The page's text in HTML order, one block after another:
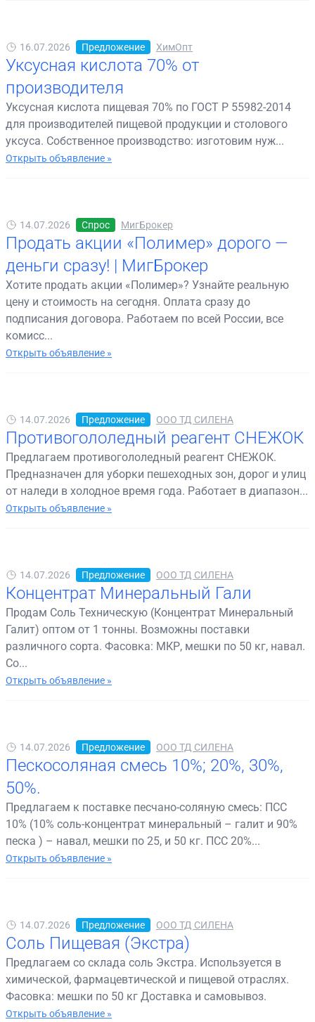
16.07.2026 Предложение ХимОпт
Уксусная кислота 70% от
производителя
Уксусная кислота пищевая 70% по ГОСТ Р 55982-2014
для производителей пищевой продукции и столового
уксуса. Собственное производство: изготовим нуж...
Открыть объявление »
14.07.2026 Спрос МигБрокер
Продать акции «Полимер» дорого —
деньги сразу! | МигБрокер
Хотите продать акции «Полимер»? Узнайте реальную
цену и стоимость на сегодня. Оплата сразу до
подписания договора. Работаем по всей России, все
комисс...
Открыть объявление »
14.07.2026 Предложение ООО ТД СИЛЕНА
Противогололедный реагент СНЕЖОК
Предлагаем противогололедный реагент СНЕЖОК.
Предназначен для уборки пешеходных зон, дорог и улиц
от наледи в холодное время года. Работает в диапазон...
Открыть объявление »
14.07.2026 Предложение ООО ТД СИЛЕНА
Концентрат Минеральный Гали
Продам Соль Техническую (Концентрат Минеральный
Галит) оптом от 1 тонны. Возможны поставки
различного сорта. Фасовка: МКР, мешки по 50 кг, навал.
Со...
Открыть объявление »
14.07.2026 Предложение ООО ТД СИЛЕНА
Пескосоляная смесь 10%; 20%, 30%,
50%.
Предлагаем к поставке песчано-соляную смесь: ПСС
10% (10% соль-концентрат минеральный – галит и 90%
песка ) – навал, мешки по 25, и 50 кг. ПСС 20%...
Открыть объявление »
14.07.2026 Предложение ООО ТД СИЛЕНА
Соль Пищевая (Экстра)
Предлагаем со склада соль Экстра. Используется в
химической, фармацевтической и пищевой отраслях.
Фасовка: мешки по 50 кг Доставка и самовывоз.
Открыть объявление »